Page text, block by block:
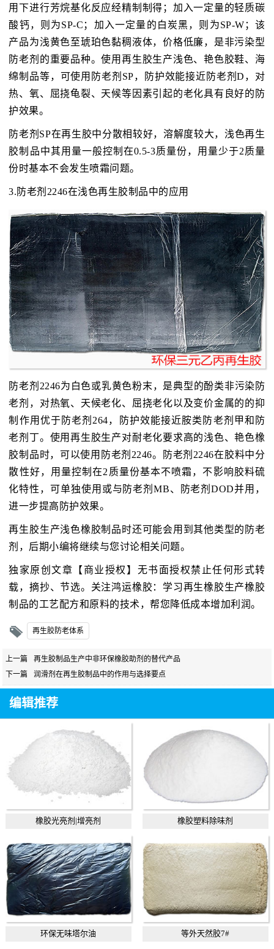
用下进行芳烷基化反应经精制制得；加入一定量的轻质碳
酸钙，则为SP-C；加入一定量的白炭黑，则为SP-W；该
产品为浅黄色至琥珀色黏稠液体，价格低廉，是非污染型
防老剂的重要品种。使用再生胶生产浅色、艳色胶鞋、海
绵制品等，可使用防老剂SP，防护效能接近防老剂D，对
热、氧、屈挠龟裂、天候等因素引起的老化具有良好的防
护效果。
防老剂SP在再生胶中分散相较好，溶解度较大，浅色再生
胶制品中其用量一般控制在0.5-3质量份，用量少于2质量
份时基本不会发生喷霜问题。
3.防老剂2246在浅色再生胶制品中的应用
防老剂2246为白色或乳黄色粉末，是典型的酚类非污染防
老剂，对热氧、天候老化、屈挠老化以及变价金属的的抑
制作用优于防老剂264，防护效能接近胺类防老剂甲和防
老剂丁。使用再生胶生产对耐老化要求高的浅色、艳色橡
胶制品时，可以使用防老剂2246。防老剂2246在胶料中分
散性好，用量控制在2质量份基本不喷霜，不影响胶料硫
化特性，可单独使用或与防老剂MB、防老剂DOD并用，
进一步提高防护效果。
再生胶生产浅色橡胶制品时还可能会用到其他类型的防老
剂，后期小编将继续与您讨论相关问题。
独家原创文章【商业授权】无书面授权禁止任何形式转
载，摘抄、节选。关注鸿运橡胶：学习再生橡胶生产橡胶
制品的工艺配方和原料的技术，帮您降低成本增加利润。
再生胶防老体系
上一篇
再生胶制品生产中非环保橡胶助剂的替代产品
下一篇
润滑剂在再生胶制品中的作用与选择要点
编辑推荐
橡胶光亮剂|增亮剂 橡胶塑料除味剂
环保无味塔尔油 等外天然胶7#